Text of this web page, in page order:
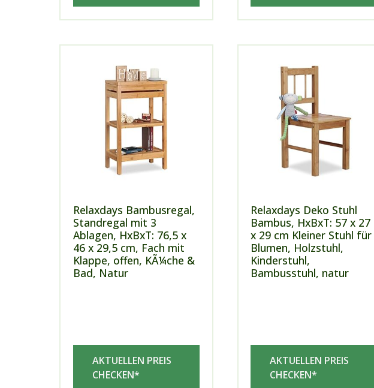
Relaxdays Bambusregal,
Standregal mit 3
Ablagen, HxBxT: 76,5 x
46 x 29,5 cm, Fach mit
Klappe, offen, KÃ¼che &
Bad, Natur
AKTUELLEN PREIS
CHECKEN*
Relaxdays Deko Stuhl
Bambus, HxBxT: 57 x 27
x 29 cm Kleiner Stuhl für
Blumen, Holzstuhl,
Kinderstuhl,
Bambusstuhl, natur
AKTUELLEN PREIS
CHECKEN*